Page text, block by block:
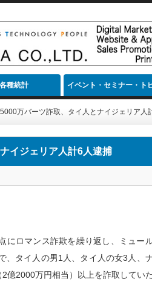
各種統計 イベント・セミナー・ト
ック
万バーツ詐取、タイ人とナイジェリア人
イジェリア人計6人逮捕
にロマンス詐欺を繰り返し、ミュー
、タイ人の男1人、タイ人の女3人、
億2000万円相当）以上を詐取してい